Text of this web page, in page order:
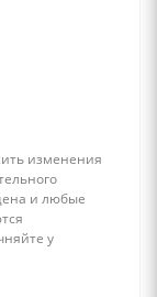
изменения
и любые
у